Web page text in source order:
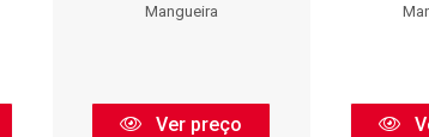
Mangueira
Ver preço